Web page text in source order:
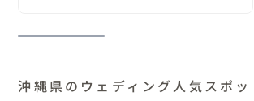
沖縄県のウェディング人気スポッ